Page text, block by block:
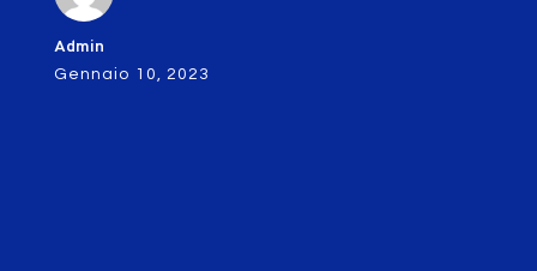
Admin
Gennaio 10, 2023